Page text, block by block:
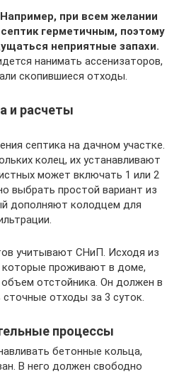
Например, при всем желании
герметичным, поэтому
неприятные запахи.
нанимать ассенизаторов,
скопившиеся отходы.
и расчеты
септика на дачном участке.
колец, их устанавливают
может включать 1 или 2
выбрать простой вариант из
дополняют колодцем для
учитывают СНиП. Исходя из
которые проживают в доме,
отстойника. Он должен в
отходы за 3 суток.
процессы
бетонные кольца,
В него должен свободно